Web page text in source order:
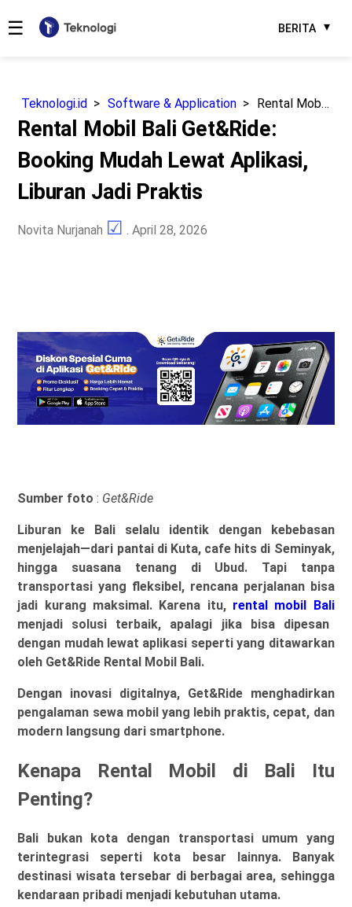
☰ BERITA
Teknologi.id Software & Application Rental Mobil Bali Get&Ride: Booking Mudah Lewat Aplikasi, Liburan Jadi Praktis
Rental Mobil Bali Get&Ride:
Booking Mudah Lewat Aplikasi,
Liburan Jadi Praktis
Novita Nurjanah . April 28, 2026
Sumber foto : Get&Ride
Liburan ke Bali selalu identik dengan kebebasan
menjelajah—dari pantai di Kuta, cafe hits di Seminyak,
hingga suasana tenang di Ubud. Tapi tanpa
transportasi yang fleksibel, rencana perjalanan bisa
jadi kurang maksimal. Karena itu, rental mobil Bali
menjadi solusi terbaik, apalagi jika bisa dipesan
dengan mudah lewat aplikasi seperti yang ditawarkan
oleh Get&Ride Rental Mobil Bali.
Dengan inovasi digitalnya, Get&Ride menghadirkan
pengalaman sewa mobil yang lebih praktis, cepat, dan
modern langsung dari smartphone.
Kenapa Rental Mobil di Bali Itu
Penting?
Bali bukan kota dengan transportasi umum yang
terintegrasi seperti kota besar lainnya. Banyak
destinasi wisata tersebar di berbagai area, sehingga
kendaraan pribadi menjadi kebutuhan utama.